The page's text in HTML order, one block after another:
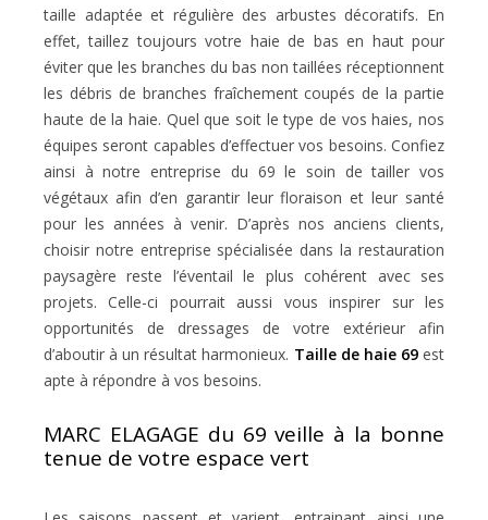
taille adaptée et régulière des arbustes décoratifs. En
effet, taillez toujours votre haie de bas en haut pour
éviter que les branches du bas non taillées réceptionnent
les débris de branches fraîchement coupés de la partie
haute de la haie. Quel que soit le type de vos haies, nos
équipes seront capables d’effectuer vos besoins. Confiez
ainsi à notre entreprise du 69 le soin de tailler vos
végétaux afin d’en garantir leur floraison et leur santé
pour les années à venir. D’après nos anciens clients,
choisir notre entreprise spécialisée dans la restauration
paysagère reste l’éventail le plus cohérent avec ses
projets. Celle-ci pourrait aussi vous inspirer sur les
opportunités de dressages de votre extérieur afin
d’aboutir à un résultat harmonieux. Taille de haie 69est
apte à répondre à vos besoins.
MARC ELAGAGE du 69 veille à la bonne
tenue de votre espace vert